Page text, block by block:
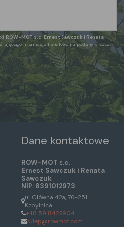
ROW-MOT s.c. Ernest Sawczuk i Renata
informacje handlowe na podany przeze
Dane kontaktowe
ROW-MOT s.c.
Ernest Sawczuk i Renata
Sawczuk
NIP: 8391012973
ul. Główna 42a, 76-251
Kobylnica
+48 59 8422904
sklep@rowmot.com